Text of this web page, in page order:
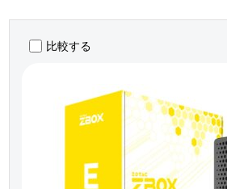
比較する